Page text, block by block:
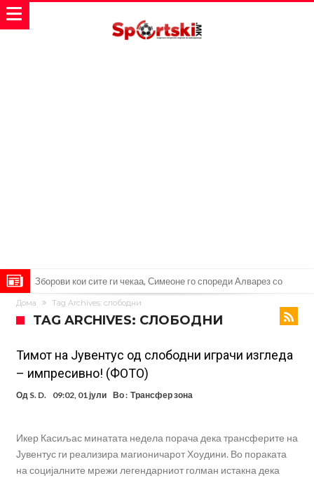
Зборови кои сите ги чекаа, Симеоне го спореди Алварез со
Гризман
Реал Мадрид ја прекинува потрагата по нов играч за врска
Мекгрегор успешно опериран: Коленото е средено, се враќам
посилен од кога било
Ханси Флик не жали долго за Араухо, туку брзо најде замена во
англиската Премиер лига
Играч на Барселона бесен го напушти тренингот по
срцепарателните зборови на Флик
Кам-бек на терен за Мудрик по над 600 дена, но веднаш
укине
Француски судија обвинет за семејно насилство – му се заканува
Дома Tag Archives: слободни
TAG ARCHIVES: СЛОБОДНИ
Тимот на Јувентус од слободни играчи изгледа
– импресивно! (ФОТО)
Од S. D. 09:02, 01 јули Во : Трансфер зона
Икер Касиљас минатата недела порача дека трансферите на
Јувентус ги реализира магионичарот Хоудини. Во пораката
на социјалните мрежи легендарниот голман истакна дека